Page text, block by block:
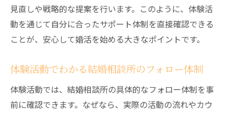
見直しや戦略的な提案を行います。このように、体験活
動を通じて自分に合ったサポート体制を直接確認できる
ことが、安心して婚活を始める大きなポイントです。
体験活動でわかる結婚相談所のフォロー体制
体験活動では、結婚相談所の具体的なフォロー体制を事
前に確認できます。なぜなら、実際の活動の流れやカウ